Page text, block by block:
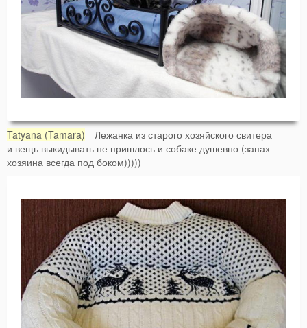
Tatyana (Tamara) Лежанка из старого хозяйского свитера
и вещь выкидывать не пришлось и собаке душевно (запах
хозяина всегда под боком)))))